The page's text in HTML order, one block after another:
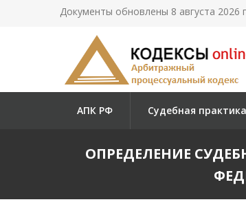
Документы обновлены 8 августа 2026
АПК РФ Судебная практика
ОПРЕДЕЛЕНИЕ